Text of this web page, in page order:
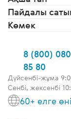
Пайдалы
Көмек
8 (800) 080
85 80
Дүйсенбі-жұма
Сенбі, жексенбі
60+ елге